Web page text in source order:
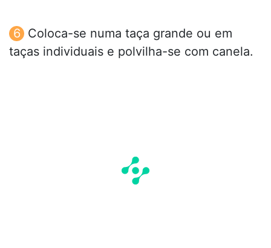
Coloca-se numa taça grande ou em
taças individuais e polvilha-se com canela.